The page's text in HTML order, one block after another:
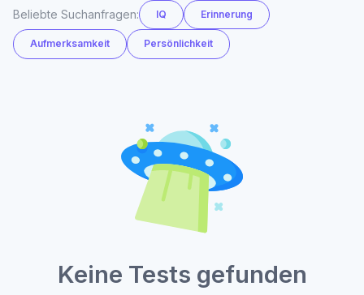
Beliebte Suchanfragen: IQ Erinnerung
Aufmerksamkeit Persönlichkeit
Keine Tests gefunden